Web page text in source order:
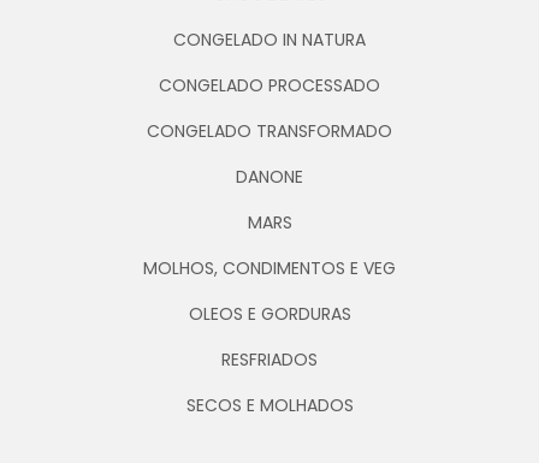
CONGELADO IN NATURA
CONGELADO PROCESSADO
CONGELADO TRANSFORMADO
DANONE
MARS
MOLHOS, CONDIMENTOS E VEG
OLEOS E GORDURAS
RESFRIADOS
SECOS E MOLHADOS